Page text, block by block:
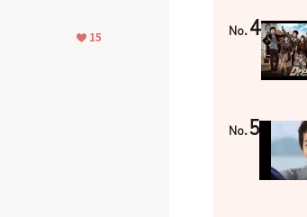
ガチ夢中！"す
15 No.4
No.5